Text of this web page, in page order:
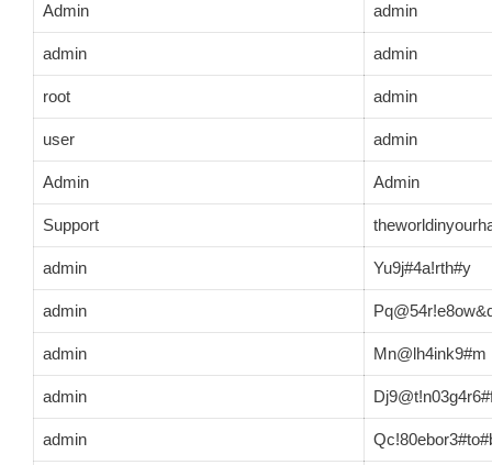
Admin admin
admin admin
root admin
user admin
Admin Admin
Support
admin Yu9j#4a!rth#y
admin
admin Mn@lh4ink9#m
admin
admin